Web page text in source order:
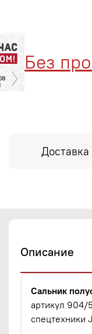
Без
Доставка
Описание
Сальник
артикул 904/
спецтехники